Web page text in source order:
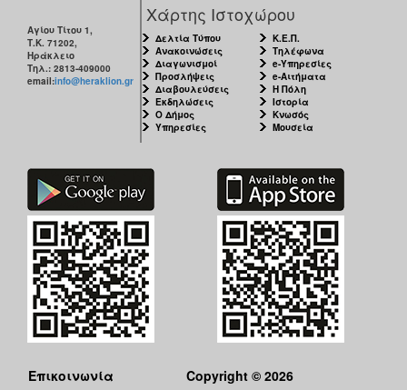
Αγίου Τίτου 1,
Τ.Κ. 71202,
Ηράκλειο
Τηλ.: 2813-409000
email:info@heraklion.gr
Χάρτης Ιστοχώρου
Δελτία Τύπου
Ανακοινώσεις
Διαγωνισμοί
Προσλήψεις
Διαβουλεύσεις
Εκδηλώσεις
Ο Δήμος
Υπηρεσίες
Κ.Ε.Π.
Τηλέφωνα
e-Υπηρεσίες
e-Αιτήματα
Η Πόλη
Ιστορία
Κνωσός
Μουσεία
Επικοινωνία Copyright © 2026